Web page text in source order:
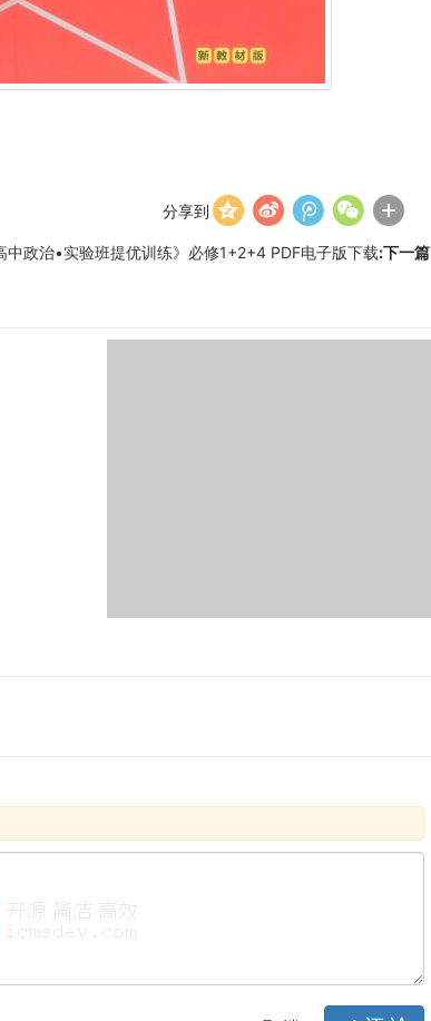
分享到
中政治•实验班提优训练》必修1+2+4 PDF电子版下载:下一篇